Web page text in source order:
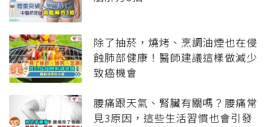
除了抽菸，燒烤、烹調油煙也在侵
蝕肺部健康！醫師建議這樣做減少
致癌機會
腰痛跟天氣、腎臟有關嗎？腰痛常
見3原因，這些生活習慣也會引發